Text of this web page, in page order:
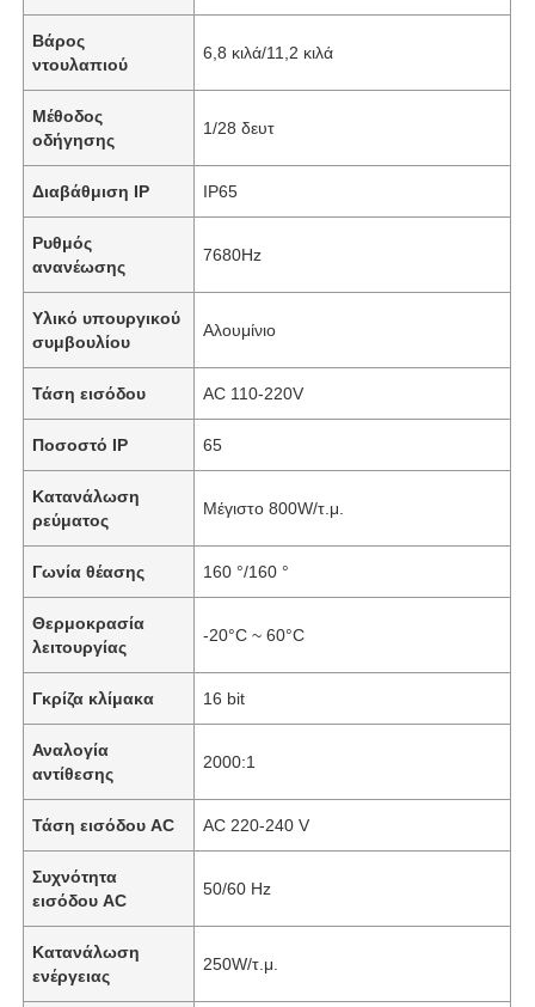
Αρχική
Προϊόντα
Βίντεο
Εκπομπή VR
Βάρος
ντουλαπιού
6,8 κιλά/11,2 κιλά
Μέθοδος
οδήγησης
1/28 δευτ
Διαβάθμιση IP IP65
Ρυθμός
ανανέωσης
7680Hz
Υλικό υπουργικού
συμβουλίου
Αλουμίνιο
Τάση εισόδου AC 110-220V
Ποσοστό IP 65
Κατανάλωση
ρεύματος
Μέγιστο 800W/τ.μ.
Γωνία θέασης 160 °/160 °
Θερμοκρασία
λειτουργίας
-20°C ~ 60°C
Γκρίζα κλίμακα 16 bit
Αναλογία
αντίθεσης
2000:1
Τάση εισόδου AC AC 220-240 V
Συχνότητα
εισόδου AC
50/60 Hz
Κατανάλωση
ενέργειας
250W/τ.μ.